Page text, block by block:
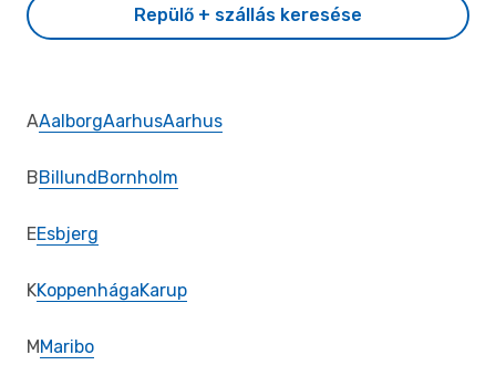
Repülő + szállás keresése
AAalborgAarhusAarhus
BBillundBornholm
EEsbjerg
KKoppenhágaKarup
MMaribo